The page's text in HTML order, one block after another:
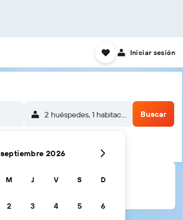
Iniciar sesión
2 huéspedes, 1 habitación Buscar
septiembre 2026
M J V S D
2 3 4 5 6